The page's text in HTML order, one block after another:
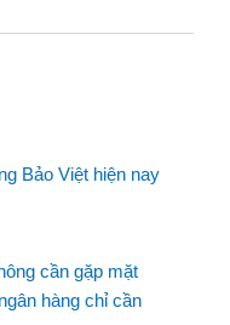
Bảo Việt hiện nay
cần gặp mặt
hàng chỉ cần